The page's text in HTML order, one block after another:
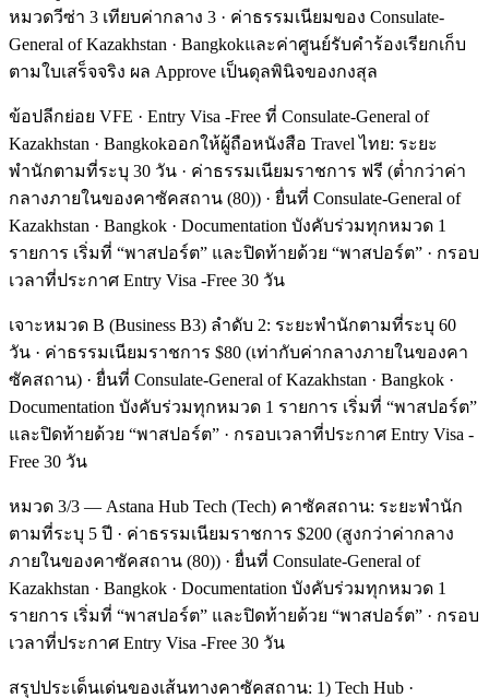
หมวดวีซ่า 3 เทียบค่ากลาง 3 · ค่าธรรมเนียมของ Consulate-
General of Kazakhstan · Bangkokและค่าศูนย์รับคำร้องเรียกเก็บ
ตามใบเสร็จจริง ผล Approve เป็นดุลพินิจของกงสุล
ข้อปลีกย่อย VFE · Entry Visa -Free ที่ Consulate-General of
Kazakhstan · Bangkokออกให้ผู้ถือหนังสือ Travel ไทย: ระยะ
พำนักตามที่ระบุ 30 วัน · ค่าธรรมเนียมราชการ ฟรี (ต่ำกว่าค่า
กลางภายในของคาซัคสถาน (80)) · ยื่นที่ Consulate-General of
Kazakhstan · Bangkok · Documentation บังคับร่วมทุกหมวด 1
รายการ เริ่มที่ “พาสปอร์ต” และปิดท้ายด้วย “พาสปอร์ต” · กรอบ
เวลาที่ประกาศ Entry Visa -Free 30 วัน
เจาะหมวด B (Business B3) ลำดับ 2: ระยะพำนักตามที่ระบุ 60
วัน · ค่าธรรมเนียมราชการ $80 (เท่ากับค่ากลางภายในของคา
ซัคสถาน) · ยื่นที่ Consulate-General of Kazakhstan · Bangkok ·
Documentation บังคับร่วมทุกหมวด 1 รายการ เริ่มที่ “พาสปอร์ต”
และปิดท้ายด้วย “พาสปอร์ต” · กรอบเวลาที่ประกาศ Entry Visa -
Free 30 วัน
หมวด 3/3 — Astana Hub Tech (Tech) คาซัคสถาน: ระยะพำนัก
ตามที่ระบุ 5 ปี · ค่าธรรมเนียมราชการ $200 (สูงกว่าค่ากลาง
ภายในของคาซัคสถาน (80)) · ยื่นที่ Consulate-General of
Kazakhstan · Bangkok · Documentation บังคับร่วมทุกหมวด 1
รายการ เริ่มที่ “พาสปอร์ต” และปิดท้ายด้วย “พาสปอร์ต” · กรอบ
เวลาที่ประกาศ Entry Visa -Free 30 วัน
สรุปประเด็นเด่นของเส้นทางคาซัคสถาน: 1) Tech Hub ·